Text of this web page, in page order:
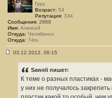
#
2
Гуру
Возраст: 54
Репутация: 334
Сообщения: 2988
Имя: Алексей
Откуда: Челябинск
Откуда: 74ru
03.12.2012, 06:15
Saweli пишет:
К теме о разных пластиках -
у них не получалось